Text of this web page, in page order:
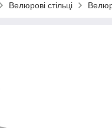
Велюрові стільці